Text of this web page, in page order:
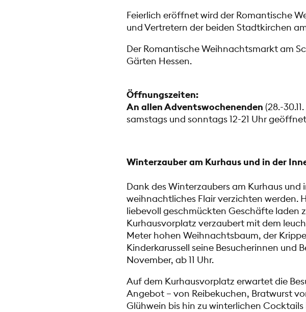
Feierlich eröffnet wird der Romantische
und Vertretern der beiden Stadtkirchen
Der Romantische Weihnachtsmarkt am
Gärten Hessen.
Öffnungszeiten:
An allen Adventswochenenden (28.-
samstags und sonntags 12-21 Uhr
Winterzauber am Kurhaus und in der
Dank des Winterzaubers am Kurhaus
weihnachtliches Flair verzichten werden.
liebevoll geschmückten Geschäfte laden
Kurhausvorplatz verzaubert mit dem
Meter hohen Weihnachtsbaum, der
Kinderkarussell seine Besucherinnen und
November, ab 11 Uhr.
Auf dem Kurhausvorplatz erwartet die
Angebot – von Reibekuchen, Bratwurst
Glühwein bis hin zu winterlichen